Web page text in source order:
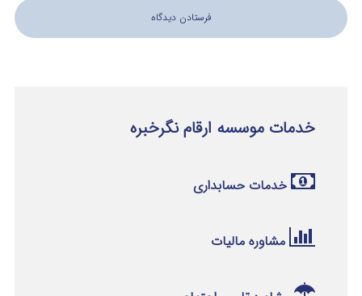
خدمات موسسه ارقام نگرخبره
خدمات حسابداری
مشاوره مالیات